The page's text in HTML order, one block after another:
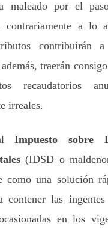
maleado por el
contrariamente a lo
contribuirán
traerán
recaudatorios
irreales.
alImpuesto sobre
(IDSD o
como una solución
contener las
en los